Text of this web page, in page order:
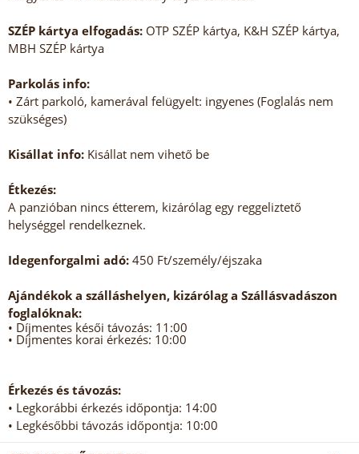
SZÉP kártya elfogadás: OTP SZÉP kártya, K&H SZÉP kártya,
MBH SZÉP kártya
Parkolás info:
• Zárt parkoló, kamerával felügyelt: ingyenes (Foglalás nem
szükséges)
Kisállat info: Kisállat nem vihető be
Étkezés:
A panzióban nincs étterem, kizárólag egy reggeliztető
helységgel rendelkeznek.
Idegenforgalmi adó: 450 Ft/személy/éjszaka
Ajándékok a szálláshelyen, kizárólag a Szállásvadászon
foglalóknak:
• Díjmentes késői távozás: 11:00
• Díjmentes korai érkezés: 10:00
Érkezés és távozás:
• Legkorábbi érkezés időpontja: 14:00
• Legkésőbbi távozás időpontja: 10:00